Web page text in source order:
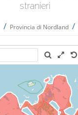
stranieri
/ Provincia di Nordland /